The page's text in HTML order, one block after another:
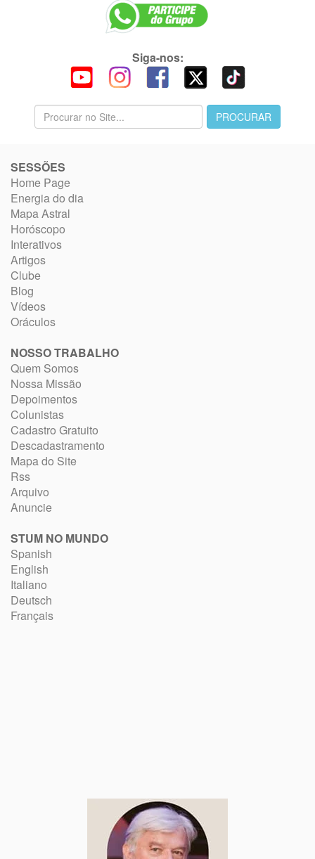
Siga-nos:
SESSÕES
Home Page
Energia do dia
Mapa Astral
Horóscopo
Interativos
Artigos
Clube
Blog
Vídeos
Oráculos
NOSSO TRABALHO
Quem Somos
Nossa Missão
Depoimentos
Colunistas
Cadastro Gratuito
Descadastramento
Mapa do Site
Rss
Arquivo
Anuncie
STUM NO MUNDO
Spanish
English
Italiano
Deutsch
Français